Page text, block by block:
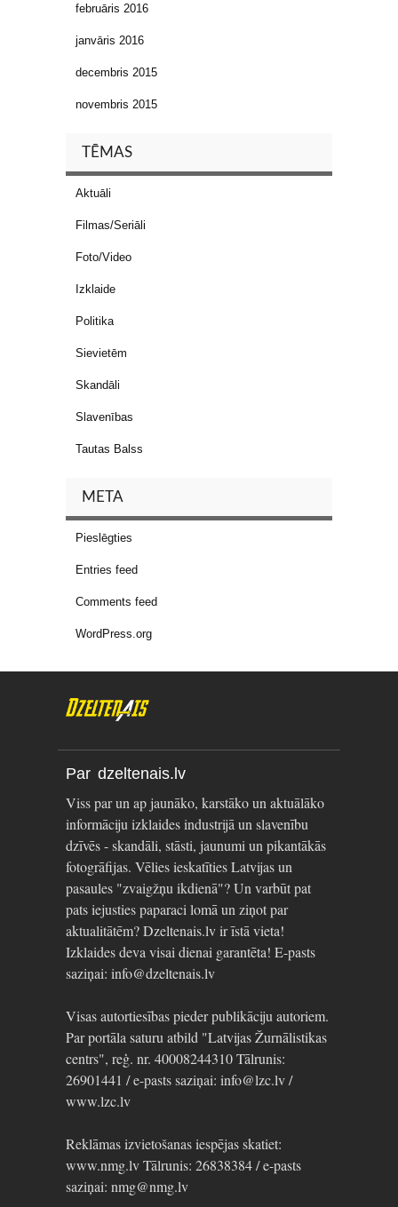
februāris 2016
janvāris 2016
decembris 2015
novembris 2015
TĒMAS
Aktuāli
Filmas/Seriāli
Foto/Video
Izklaide
Politika
Sievietēm
Skandāli
Slavenības
Tautas Balss
META
Pieslēgties
Entries feed
Comments feed
WordPress.org
Par dzeltenais.lv
Viss par un ap jaunāko, karstāko un aktuālāko
informāciju izklaides industrijā un slavenību
dzīvēs - skandāli, stāsti, jaunumi un pikantākās
fotogrāfijas. Vēlies ieskatīties Latvijas un
pasaules "zvaigžņu ikdienā"? Un varbūt pat
pats iejusties paparaci lomā un ziņot par
aktualitātēm? Dzeltenais.lv ir īstā vieta!
Izklaides deva visai dienai garantēta! E-pasts
saziņai: info@dzeltenais.lv
Visas autortiesības pieder publikāciju autoriem.
Par portāla saturu atbild "Latvijas Žurnālistikas
centrs", reģ. nr. 40008244310 Tālrunis:
26901441 / e-pasts saziņai: info@lzc.lv /
www.lzc.lv
Reklāmas izvietošanas iespējas skatiet:
www.nmg.lv Tālrunis: 26838384 / e-pasts
saziņai: nmg@nmg.lv